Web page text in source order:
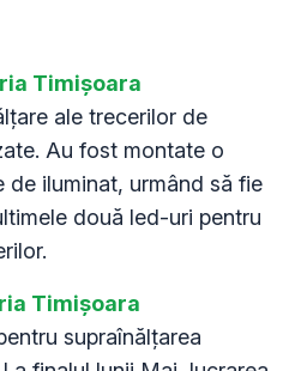
Timișoara
ale trecerilor de
Au fost montate o
de iluminat, urmând să fie
două led-uri pentru
Timișoara
supraînălțarea